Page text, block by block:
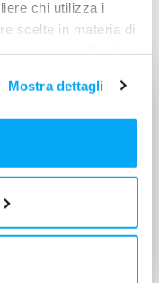
chi utilizza i
scelte in materia di
in qualsiasi
o facendo clic
tua posizione
di qualche
Mostra dettagli